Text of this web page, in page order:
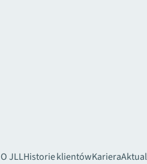
O JLLHistorie klientówKariera